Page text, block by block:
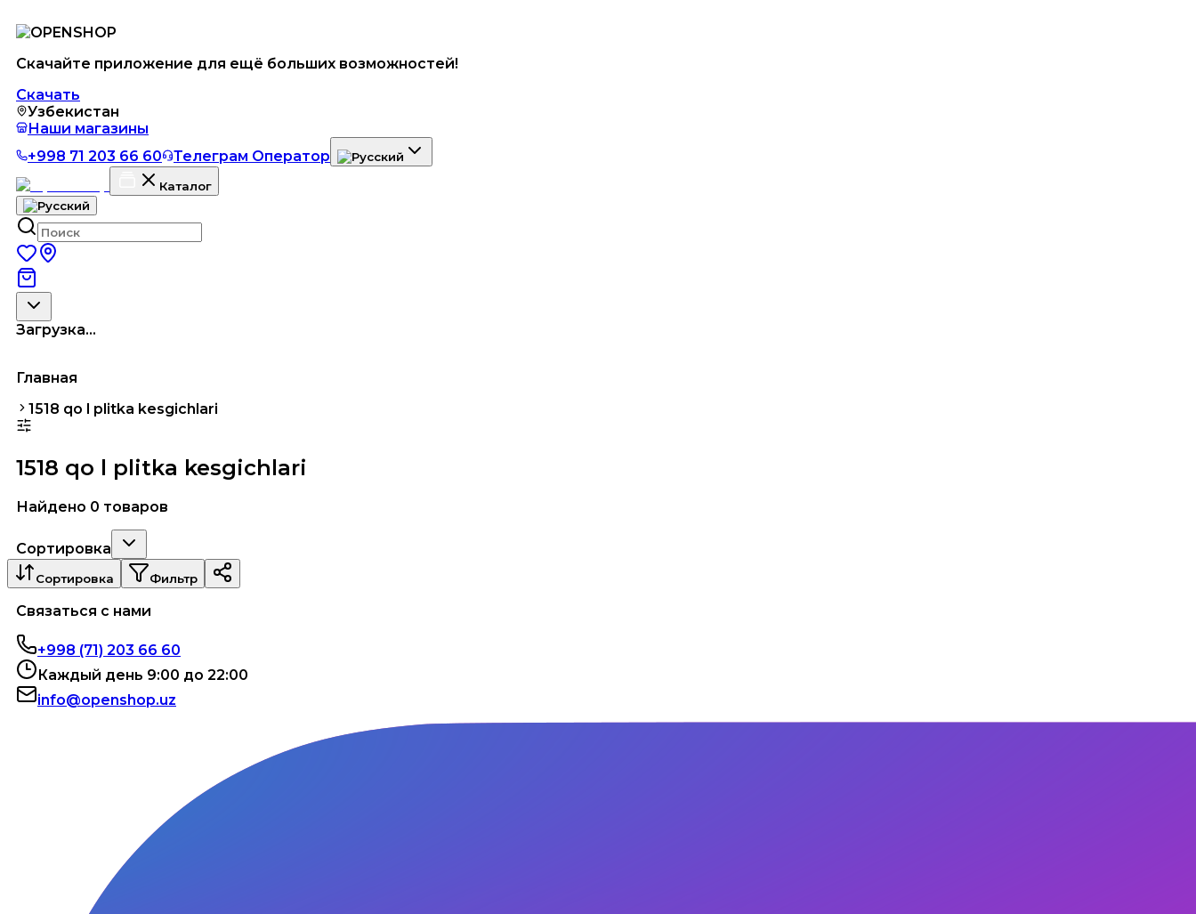
Скачайте приложение для ещё больших возможностей!
Скачать
Узбекистан
Наши магазины
+998 71 203 66 60
Телеграм Оператор
Каталог
Загрузка...
Главная
1518 qo l plitka kesgichlari
1518 qo l plitka kesgichlari
Найдено 0 товаров
Сортировка
Сортировка Фильтр
Связаться с нами
+998 (71) 203 66 60
Каждый день 9:00 до 22:00
info@openshop.uz